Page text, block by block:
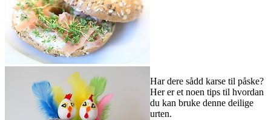
Har dere sådd karse til påske?
Her er et noen tips til hvordan
du kan bruke denne deilige
urten.